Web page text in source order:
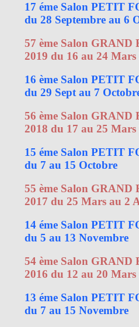
17 éme Salon PETIT
du 28 Septembre au 6
57 ème Salon GRAND
2019 du 16 au 24 Mars
16 ème Salon PETIT
du 29 Sept au 7
56 ème Salon GRAND
2018 du 17 au 25 Mars
15 éme Salon PETIT
du 7 au 15 Octobre
55 ème Salon GRAND
2017 du 25 Mars au 2
14 éme Salon PETIT
du 5 au 13 Novembre
54 ème Salon GRAND
2016 du 12 au 20 Mars
13 éme Salon PETIT
du 7 au 15 Novembre